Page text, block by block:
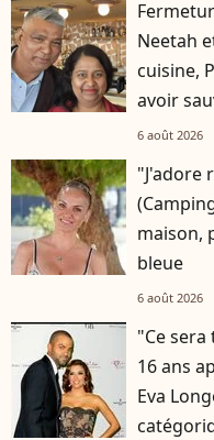
Neetah
cuisine,
avoir
6 août 2026
"J'adore
maison,
bleue
6 août 2026
"Ce
16 ans
Eva